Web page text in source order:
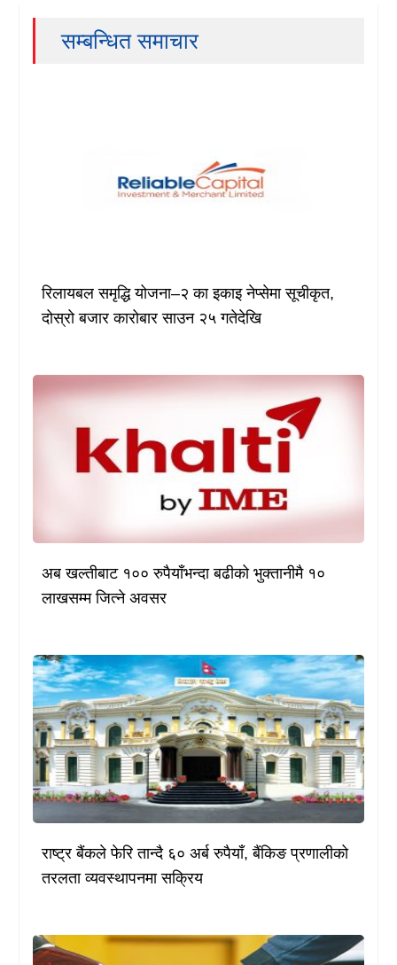
सम्बन्धित समाचार
रिलायबल समृद्धि योजना–२ का इकाइ नेप्सेमा सूचीकृत,
दोस्रो बजार कारोबार साउन २५ गतेदेखि
अब खल्तीबाट १०० रुपैयाँभन्दा बढीको भुक्तानीमै १०
लाखसम्म जित्ने अवसर
राष्ट्र बैंकले फेरि तान्दै ६० अर्ब रुपैयाँ, बैंकिङ प्रणालीको
तरलता व्यवस्थापनमा सक्रिय